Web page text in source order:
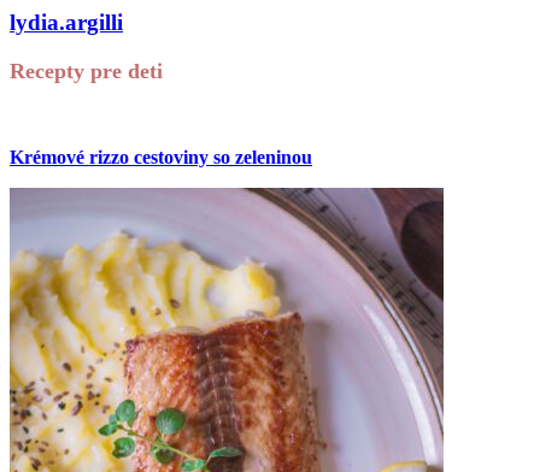
lydia.argilli
Recepty pre deti
Krémové rizzo cestoviny so zeleninou